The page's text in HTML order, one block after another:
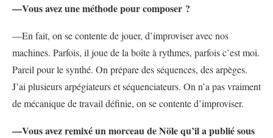
—Vous avez une méthode pour composer ?
—En fait, on se contente de jouer, d’improviser avec nos
machines. Parfois, il joue de la boîte à rythmes, parfois c’est moi.
Pareil pour le synthé. On prépare des séquences, des arpèges.
J’ai plusieurs arpégiateurs et séquenciateurs. On n’a pas vraiment
de mécanique de travail définie, on se contente d’improviser.
—Vous avez remixé un morceau de Nöle qu’il a publié sous